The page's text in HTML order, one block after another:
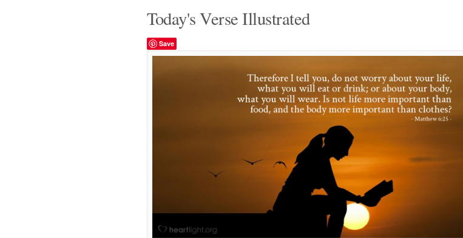
Today's Verse Illustrated
Save